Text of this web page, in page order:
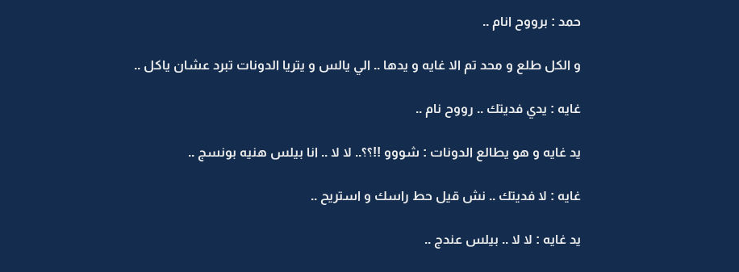
حمد : برووح انام ..
و الكل طلع و محد تم الا غايه و يدها .. الي يالس و يتريا الدونات تبرد عشان ياكل ..
غايه : يدي فديتك .. رووح نام ..
يد غايه و هو يطالع الدونات : شووو !!؟؟.. لا لا .. انا بيلس هنيه بونسج ..
غايه : لا فديتك .. نش قيل حط راسك و استريح ..
يد غايه : لا لا .. بيلس عندج ..